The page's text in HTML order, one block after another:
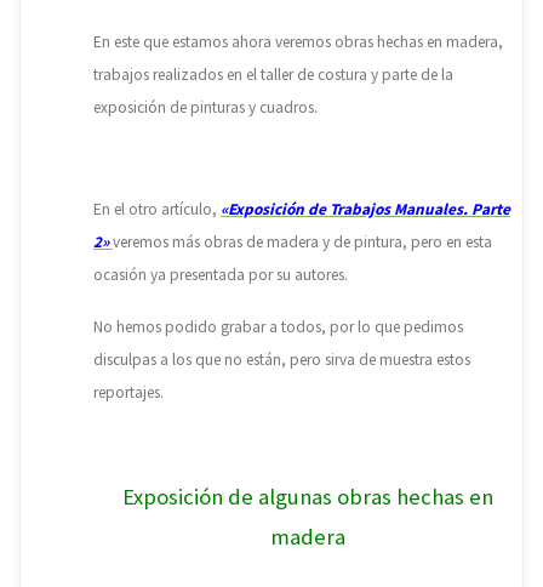
En este que estamos ahora veremos obras hechas en madera,
trabajos realizados en el taller de costura y parte de la
exposición de pinturas y cuadros.
En el otro artículo, «Exposición de Trabajos Manuales. Parte
2»veremos más obras de madera y de pintura, pero en esta
ocasión ya presentada por su autores.
No hemos podido grabar a todos, por lo que pedimos
disculpas a los que no están, pero sirva de muestra estos
reportajes.
Exposición de algunas obras hechas en
madera